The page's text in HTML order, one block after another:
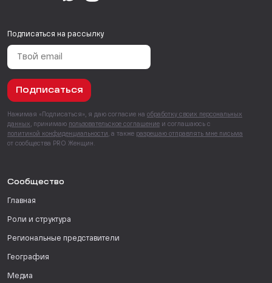
Подписаться на рассылку
Подписаться
Нажимая «Подписаться», я даю согласие на обработку своих персональных
данных , принимаю пользовательское соглашение и соглашаюсь с
политикой конфиденциальности , а также разрешаю отправлять мне письма
от сообщества PRO Женщин.
Сообщество
Главная
Роли и структура
Региональные представители
География
Медиа